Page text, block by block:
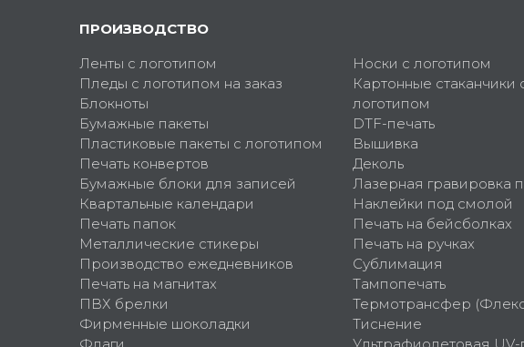
ПРОИЗВОДСТВО
Ленты с логотипом
Пледы с логотипом на заказ
Блокноты
Бумажные пакеты
Пластиковые пакеты с логотипом
Печать конвертов
Бумажные блоки для записей
Квартальные календари
Печать папок
Металлические стикеры
Производство ежедневников
Печать на магнитах
ПВХ брелки
Фирменные шоколадки
Носки с логотипом
Картонные стаканчики
логотипом
DTF-печать
Вышивка
Деколь
Лазерная гравировка
Наклейки под смолой
Печать на бейсболках
Печать на ручках
Сублимация
Тампопечать
Термотрансфер
Тиснение